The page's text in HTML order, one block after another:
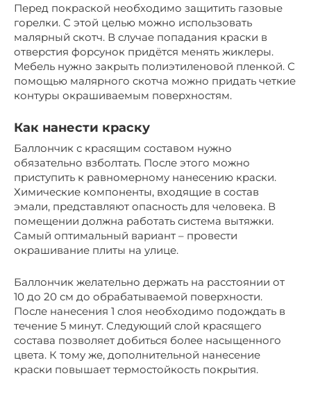
Перед покраской необходимо защитить газовые
горелки. С этой целью можно использовать
малярный скотч. В случае попадания краски в
отверстия форсунок придётся менять жиклеры.
Мебель нужно закрыть полиэтиленовой пленкой. С
помощью малярного скотча можно придать четкие
контуры окрашиваемым поверхностям.
Как нанести краску
Баллончик с красящим составом нужно
обязательно взболтать. После этого можно
приступить к равномерному нанесению краски.
Химические компоненты, входящие в состав
эмали, представляют опасность для человека. В
помещении должна работать система вытяжки.
Самый оптимальный вариант – провести
окрашивание плиты на улице.
Баллончик желательно держать на расстоянии от
10 до 20 см до обрабатываемой поверхности.
После нанесения 1 слоя необходимо подождать в
течение 5 минут. Следующий слой красящего
состава позволяет добиться более насыщенного
цвета. К тому же, дополнительной нанесение
краски повышает термостойкость покрытия.